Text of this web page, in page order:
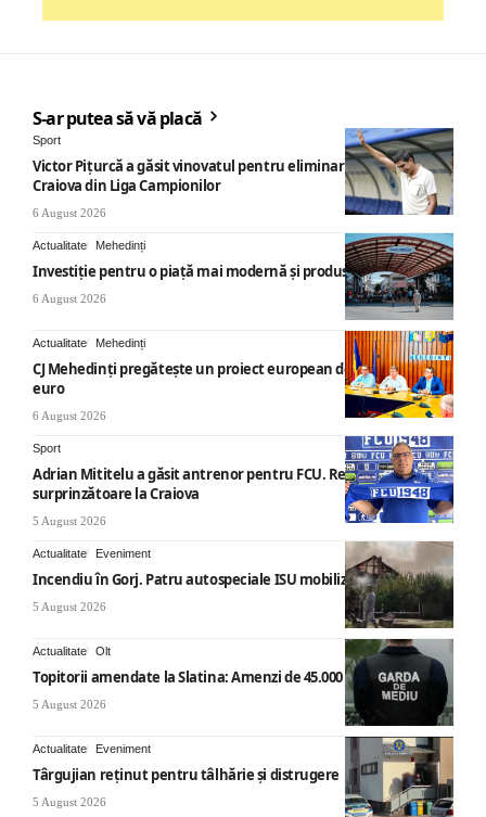
S-ar putea să vă placă
Sport
Victor Pițurcă a găsit vinovatul pentru eliminarea Universității
Craiova din Liga Campionilor
6 August 2026
Actualitate Mehedinți
Investiție pentru o piață mai modernă și produse locale
6 August 2026
Actualitate Mehedinți
CJ Mehedinți pregătește un proiect european de 40 milioane
euro
6 August 2026
Sport
Adrian Mititelu a găsit antrenor pentru FCU. Revenire
surprinzătoare la Craiova
5 August 2026
Actualitate Eveniment
Incendiu în Gorj. Patru autospeciale ISU mobilizate
5 August 2026
Actualitate Olt
Topitorii amendate la Slatina: Amenzi de 45.000 de lei
5 August 2026
Actualitate Eveniment
Târgujian reținut pentru tâlhărie și distrugere
5 August 2026